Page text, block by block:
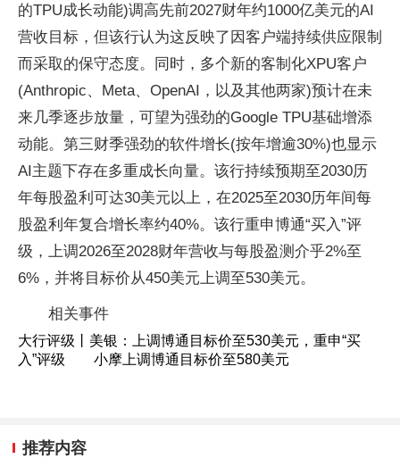
的TPU成长动能)调高先前2027财年约1000亿美元的AI
营收目标，但该行认为这反映了因客户端持续供应限制
而采取的保守态度。同时，多个新的客制化XPU客户
(Anthropic、Meta、OpenAI，以及其他两家)预计在未
来几季逐步放量，可望为强劲的Google TPU基础增添
动能。第三财季强劲的软件增长(按年增逾30%)也显示
AI主题下存在多重成长向量。该行持续预期至2030历
年每股盈利可达30美元以上，在2025至2030历年间每
股盈利年复合增长率约40%。该行重申博通“买入”评
级，上调2026至2028财年营收与每股盈测介乎2%至
6%，并将目标价从450美元上调至530美元。
相关事件
大行评级丨美银：上调博通目标价至530美元，重申“买
入”评级 小摩上调博通目标价至580美元
推荐内容